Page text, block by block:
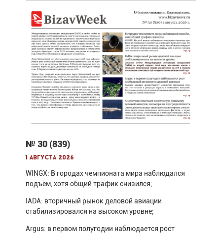
№ 30 (839)
1 августа 2026
WINGX: В городах чемпионата мира наблюдался
подъём, хотя общий трафик снизился;
IADA: вторичный рынок деловой авиации
стабилизировался на высоком уровне;
Argus: в первом полугодии наблюдается рост